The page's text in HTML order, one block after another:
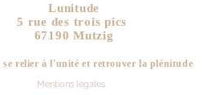
Lunitude
5 rue des trois pics
67190 Mutzig
relier à l'unité et retrouver la plénitude
Mentions légales